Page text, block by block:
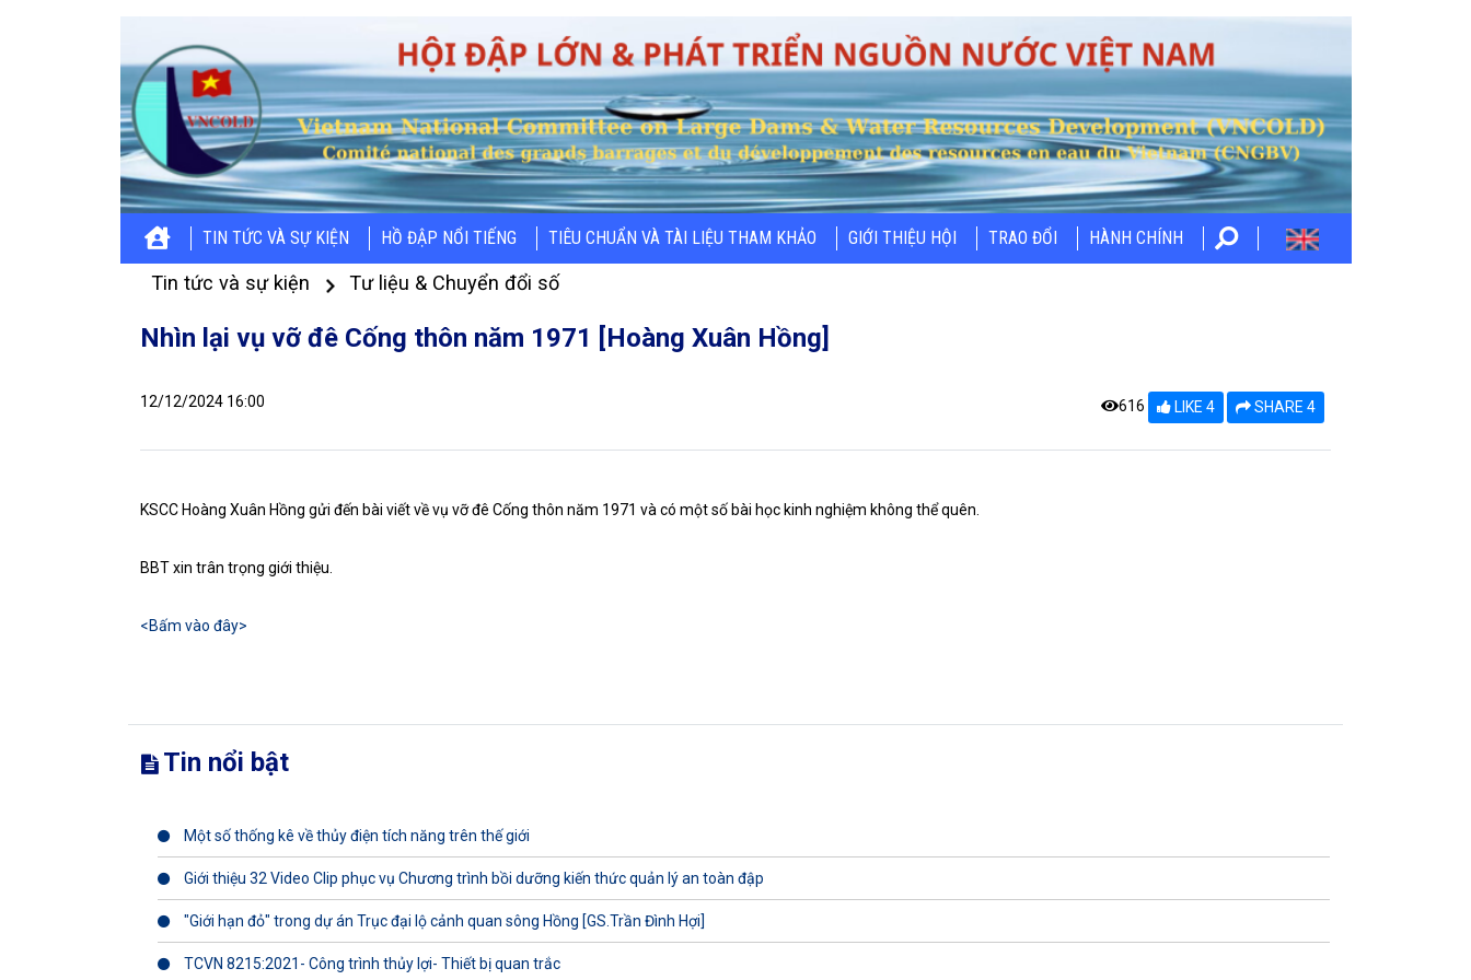
TIN TỨC VÀ SỰ KIỆN HỒ ĐẬP NỔI TIẾNG TIÊU CHUẨN VÀ TÀI LIỆU THAM KHẢO GIỚI THIỆU HỘI TRAO ĐỔI HÀNH CHÍNH
Tin tức và sự kiện Tư liệu & Chuyển đổi số
Nhìn lại vụ vỡ đê Cống thôn năm 1971 [Hoàng Xuân Hồng]
12/12/2024 16:00 616 LIKE 4 SHARE 4
KSCC Hoàng Xuân Hồng gửi đến bài viết về vụ vỡ đê Cống thôn năm 1971 và có một số bài học kinh nghiệm không thể quên.
BBT xin trân trọng giới thiệu.
<Bấm vào đây>
Tin nổi bật
Một số thống kê về thủy điện tích năng trên thế giới
Giới thiệu 32 Video Clip phục vụ Chương trình bồi dưỡng kiến thức quản lý an toàn đập
"Giới hạn đỏ" trong dự án Trục đại lộ cảnh quan sông Hồng [GS.Trần Đình Hợi]
TCVN 8215:2021- Công trình thủy lợi- Thiết bị quan trắc